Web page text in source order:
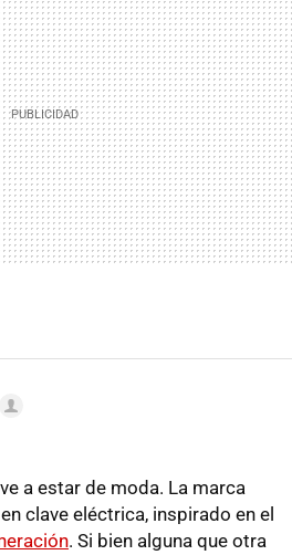
a estar de moda. La marca
clave eléctrica, inspirado en el
. Si bien alguna que otra